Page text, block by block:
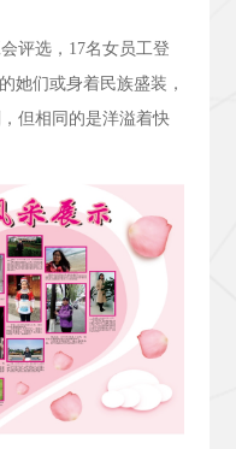
评选， 17名女员工登
她们或身着民族盛装，
但相同的是洋溢着快